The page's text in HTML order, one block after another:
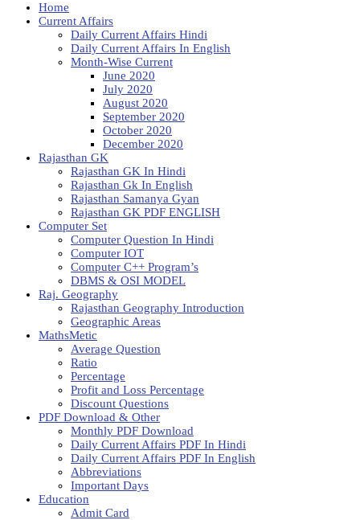
Home
Current Affairs
Daily Current Affairs Hindi
Daily Current Affairs In English
Month-Wise Current
June 2020
July 2020
August 2020
September 2020
October 2020
December 2020
Rajasthan GK
Rajasthan GK In Hindi
Rajasthan Gk In English
Rajasthan Samanya Gyan
Rajasthan GK PDF ENGLISH
Computer Set
Computer Question In Hindi
Computer IOT
Computer C++ Program’s
DBMS & OSI MODEL
Raj. Geography
Rajasthan Geography Introduction
Geographic Areas
MathsMetic
Average Question
Ratio
Percentage
Profit and Loss Percentage
Discount Questions
PDF Download & Other
Monthly PDF Download
Daily Current Affairs PDF In Hindi
Daily Current Affairs PDF In English
Abbreviations
Important Days
Education
Admit Card